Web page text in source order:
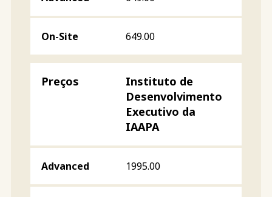
649.00
Instituto de
Desenvolvimento
Executivo da
IAAPA
1995.00